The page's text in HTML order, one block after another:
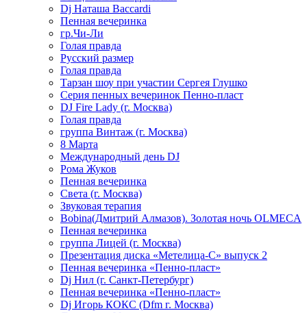
Dj Наташа Baccardi
Пенная вечеринка
гр.Чи-Ли
Голая правда
Русский размер
Голая правда
Тарзан шоу при участии Сергея Глушко
Серия пенных вечеринок Пенно-пласт
DJ Fire Lady (г. Москва)
Голая правда
группа Винтаж (г. Москва)
8 Марта
Международный день DJ
Рома Жуков
Пенная вечеринка
Света (г. Москва)
Звуковая терапия
Bobina(Дмитрий Алмазов). Золотая ночь OLMECA
Пенная вечеринка
группа Лицей (г. Москва)
Презентация диска «Метелица-С» выпуск 2
Пенная вечеринка «Пенно-пласт»
Dj Нил (г. Санкт-Петербург)
Пенная вечеринка «Пенно-пласт»
Dj Игорь КОКС (Dfm г. Москва)